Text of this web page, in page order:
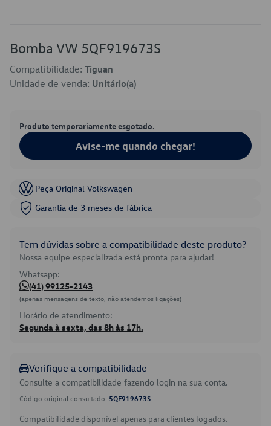
Bomba VW 5QF919673S
Compatibilidade: Tiguan
Unidade de venda: Unitário(a)
Produto temporariamente esgotado.
Avise-me quando chegar!
Peça Original Volkswagen
Garantia de 3 meses de fábrica
Tem dúvidas sobre a compatibilidade deste produto?
Nossa equipe especializada está pronta para ajudar!
Whatsapp:
(41) 99125-2143
(apenas mensagens de texto, não atendemos ligações)
Horário de atendimento:
Segunda à sexta, das 8h às 17h.
Verifique a compatibilidade
Consulte a compatibilidade fazendo login na sua conta.
Código original consultado: 5QF919673S
Compatibilidade disponível apenas para clientes logados.